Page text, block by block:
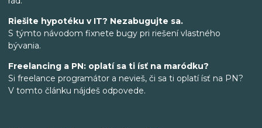
Riešite hypotéku v IT? Nezabugujte sa.
S týmto návodom fixnete bugy pri riešení vlastného
bývania.
Freelancing a PN: oplatí sa ti ísť na maródku?
Si freelance programátor a nevieš, či sa ti oplatí ísť na PN?
V tomto článku nájdeš odpovede.